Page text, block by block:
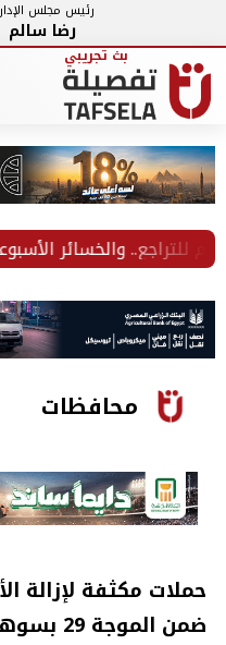
رئيس مجلس
رضا سالم
الأسبوعية تتفاقم
محافظات
حملات مكثفة لإزالة
ضمن الموجة 29 بسوهاج